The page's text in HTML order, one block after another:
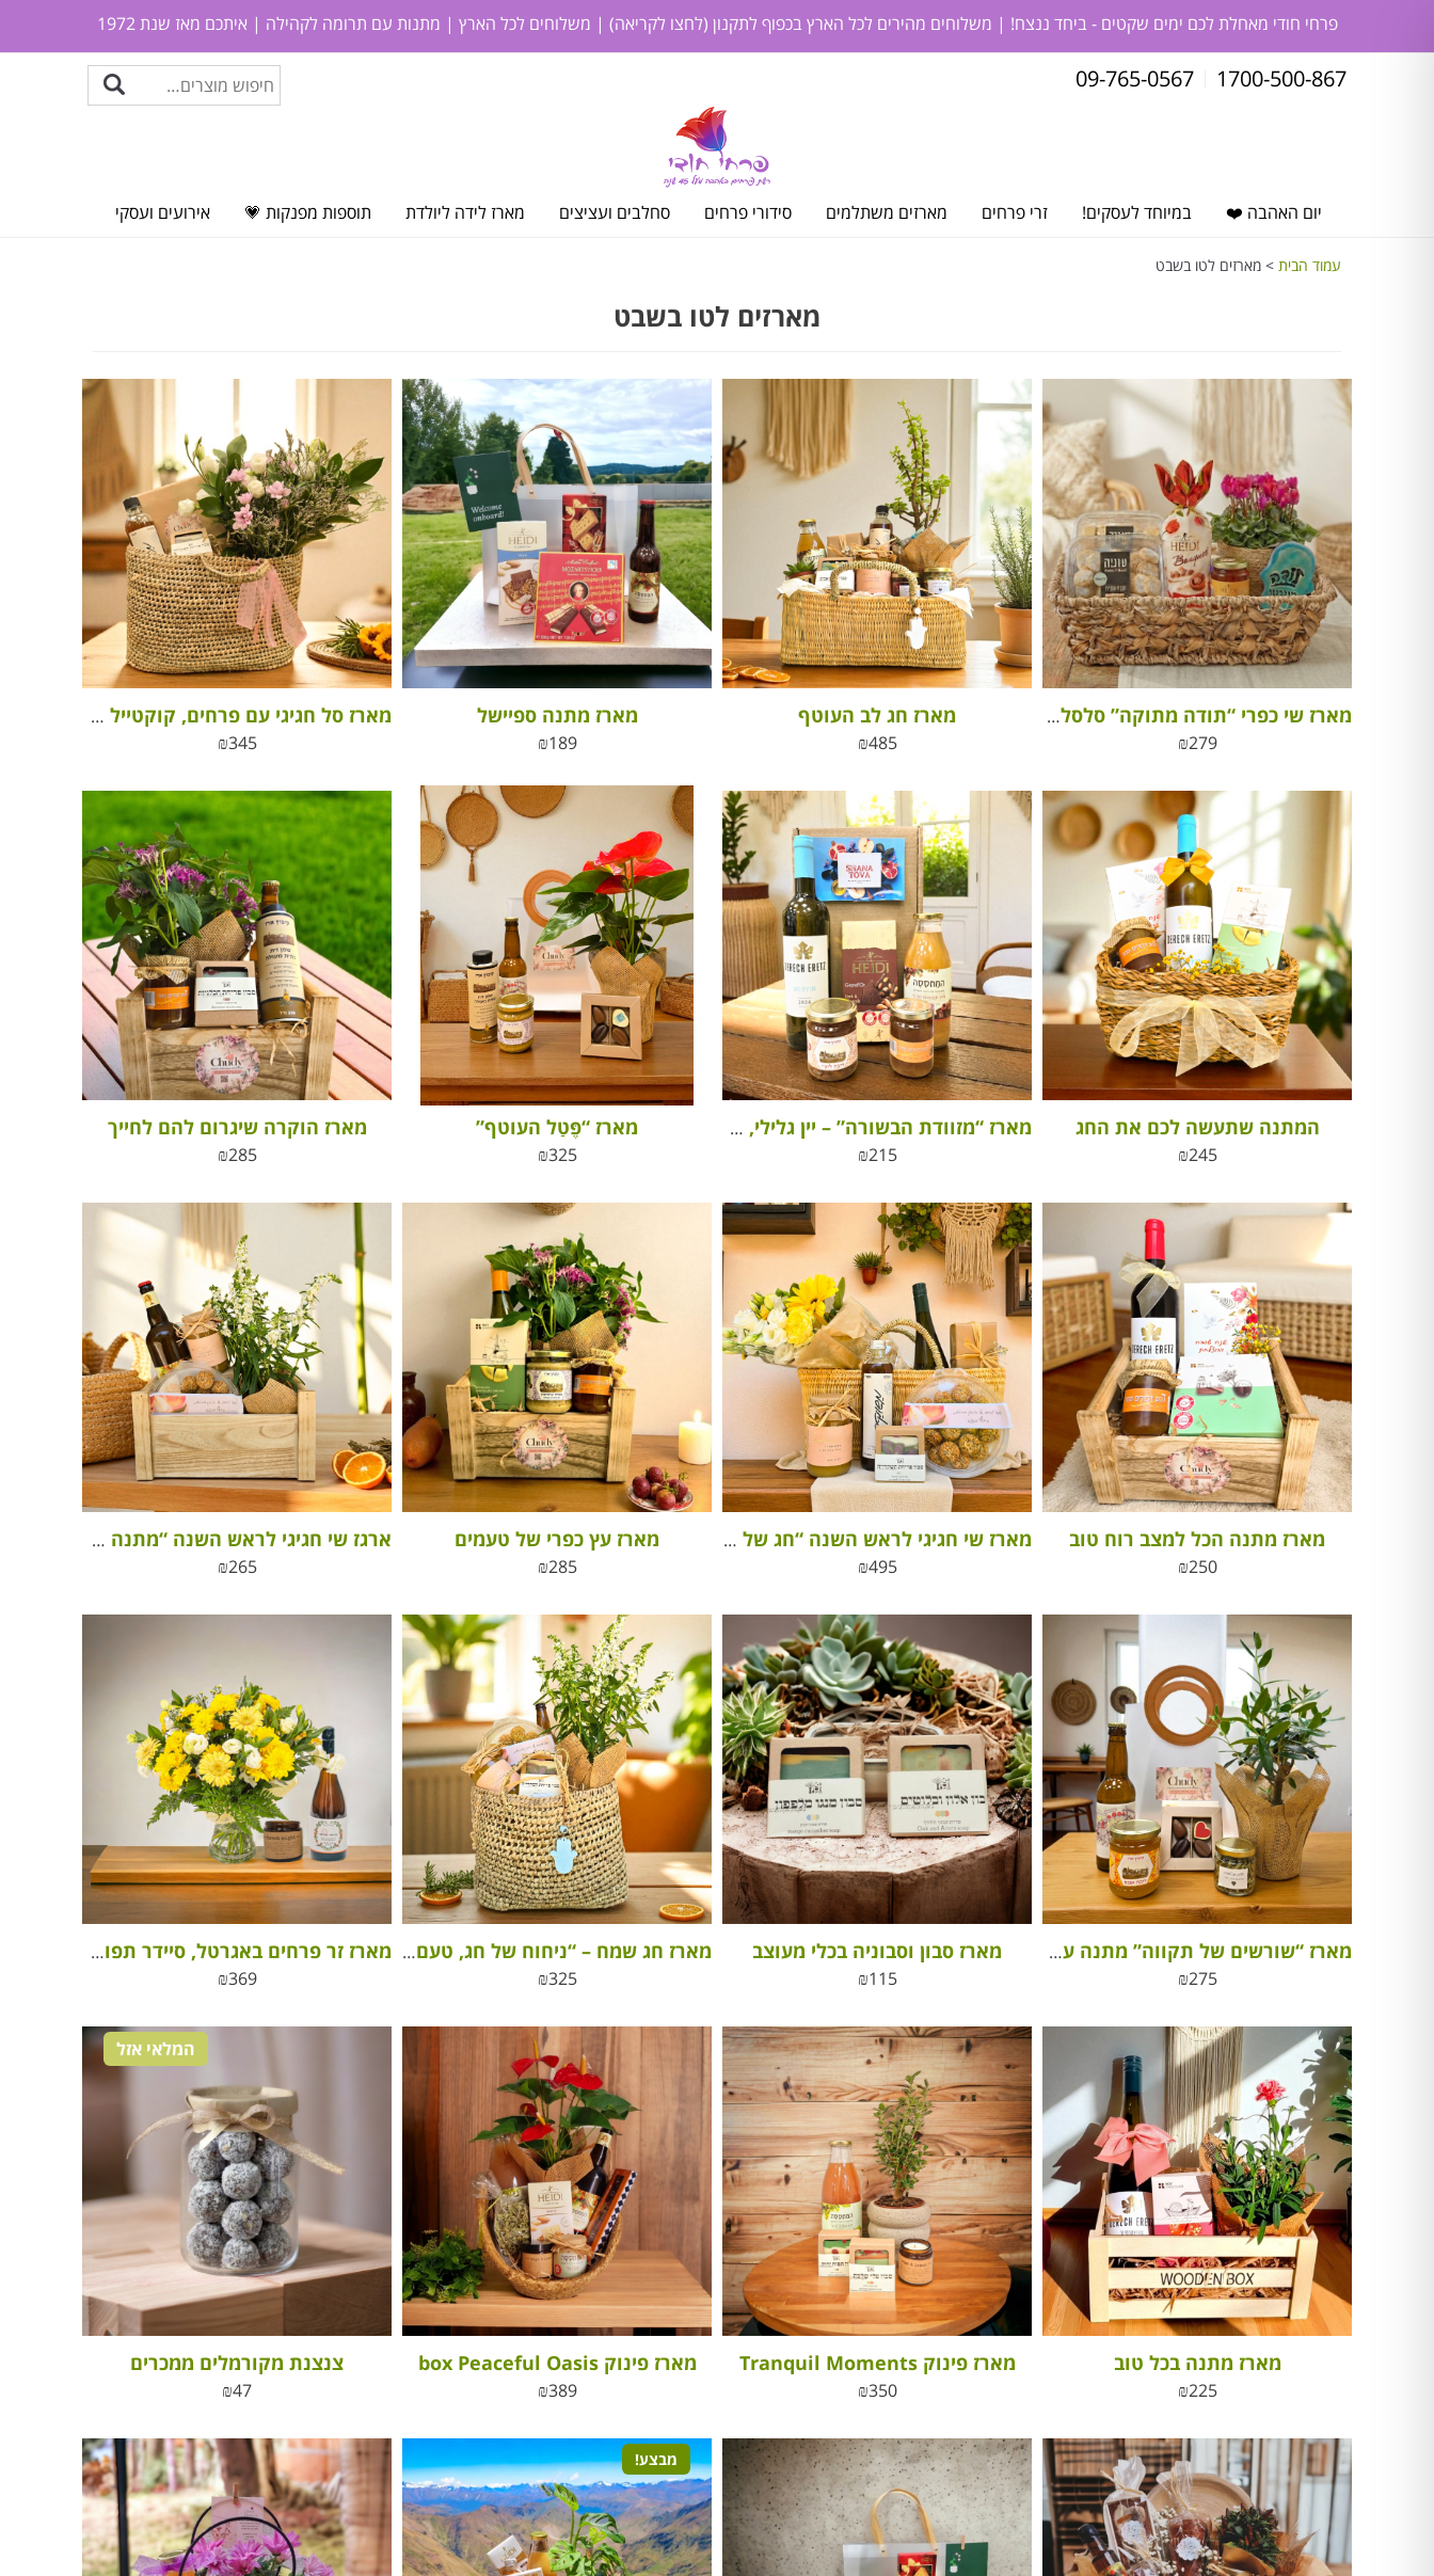
פרחי חודי מאחלת לכם ימים שקטים - ביחד ננצח! | משלוחים מהירים לכל הארץ בכפוף לתקנון (לחצו לקריאה) | משלוחים לכל הארץ | מתנות עם תרומה לקהילה | איתכם מאז שנת 1972
1700-500-867
09-765-0567
יום האהבה ❤️ במיוחד לעסקים! זרי פרחים מארזים משתלמים סידורי פרחים סחלבים ועציצים מארז לידה ליולדת תוספות מפנקות 💗 אירועים ועסקי
עמוד הבית > מארזים לטו בשבט
מארזים לטו בשבט
מארז שי כפרי “תודה מתוקה” סלסלת פינוקים, פריחה והוקרה
₪279
מארז חג לב העוטף
₪485
מארז מתנה ספיישל
₪189
מארז סל חגיגי עם פרחים, קוקטייל שוקולד וסבון טבעי
₪345
המתנה שתעשה לכם את החג
₪245
מארז “מזוודת הבשורה” – יין גלילי, שוקולד היידי, מיץ תפוחים טבעי ועוד הפתעות
₪215
מארז “פֶּטַל העוטף”
₪325
מארז הוקרה שיגרום להם לחייך
₪285
מארז מתנה הכל למצב רוח טוב
₪250
מארז שי חגיגי לראש השנה “חג של ריחות, טעמים ויוקרה ישראלית”
₪495
מארז עץ כפרי של טעמים
₪285
ארגז שי חגיגי לראש השנה “מתנה עם שורשים, טעם וריח של בית”
₪265
מארז “שורשים של תקווה” מתנה עם ערך חברתי
₪275
מארז סבון וסבוניה בכלי מעוצב
₪115
מארז חג שמח – “ניחוח של חג, טעם של טבע”
₪325
מארז זר פרחים באגרטל, סיידר תפוחים אלכוהולי ומפנק ונר טבעי 100% שעוות סויה
₪369
מארז מתנה בכל טוב
₪225
מארז פינוק Tranquil Moments
₪350
מארז פינוק box Peaceful Oasis
₪389
המלאי אזל
צנצנת מקורמלים ממכרים
₪47
מבצע!